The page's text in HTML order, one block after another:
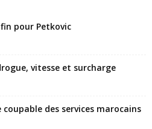
pour Petkovic
vitesse et surcharge
des services marocains